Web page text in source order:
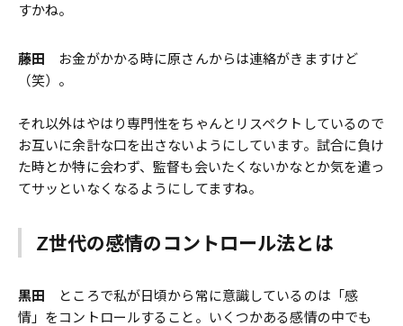
すかね。
藤田 お金がかかる時に原さんからは連絡がきますけど
（笑）。
それ以外はやはり専門性をちゃんとリスペクトしているので
お互いに余計な口を出さないようにしています。試合に負け
た時とか特に会わず、監督も会いたくないかなとか気を遣っ
てサッといなくなるようにしてますね。
Z世代の感情のコントロール法とは
黒田 ところで私が日頃から常に意識しているのは「感
情」をコントロールすること。いくつかある感情の中でも